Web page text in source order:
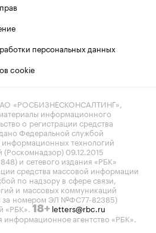
персональных данных
cookie
«РОСБИЗНЕСКОНСАЛТИНГ»,
информационного
о регистрации средства
Федеральной службой
информационных технологий
09.12.2015
и сетевого издания «РБК»
средства массовой информации
по надзору в сфере связи,
и массовых коммуникаций
за номером ЭЛ №ФС77-82385)
«РБК». 18+ letters@rbc.ru
информационное агентство «РБК».